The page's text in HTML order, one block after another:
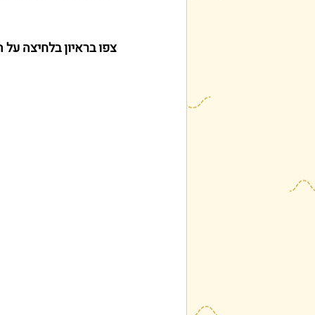
צפו בראיון בלחיצה